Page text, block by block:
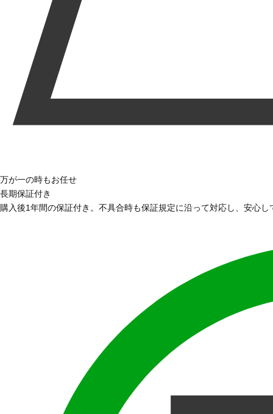
万が一の時もお任せ
長期保証付き
購入後1年間の保証付き。不具合時も保証規定に沿って対応し、安心